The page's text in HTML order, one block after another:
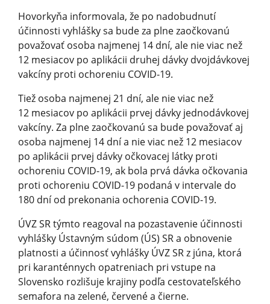
Hovorkyňa informovala, že po nadobudnutí
účinnosti vyhlášky sa bude za plne zaočkovanú
považovať osoba najmenej 14 dní, ale nie viac než
12 mesiacov po aplikácii druhej dávky dvojdávkovej
vakcíny proti ochoreniu COVID-19.
Tiež osoba najmenej 21 dní, ale nie viac než
12 mesiacov po aplikácii prvej dávky jednodávkovej
vakcíny. Za plne zaočkovanú sa bude považovať aj
osoba najmenej 14 dní a nie viac než 12 mesiacov
po aplikácii prvej dávky očkovacej látky proti
ochoreniu COVID-19, ak bola prvá dávka očkovania
proti ochoreniu COVID-19 podaná v intervale do
180 dní od prekonania ochorenia COVID-19.
ÚVZ SR týmto reagoval na pozastavenie účinnosti
vyhlášky Ústavným súdom (ÚS) SR a obnovenie
platnosti a účinnosť vyhlášky ÚVZ SR z júna, ktorá
pri karanténnych opatreniach pri vstupe na
Slovensko rozlišuje krajiny podľa cestovateľského
semafora na zelené, červené a čierne.